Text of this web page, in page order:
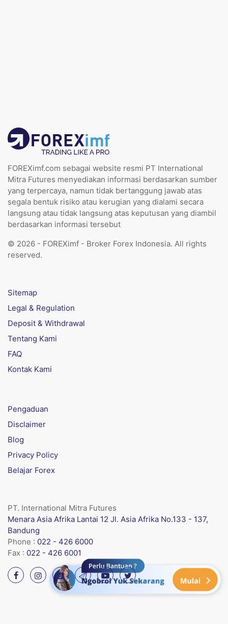
FOREXimf.com sebagai website resmi PT International
Mitra Futures menyediakan informasi berdasarkan sumber
yang terpercaya, namun tidak bertanggung jawab atas
segala bentuk risiko atau kerugian yang dialami secara
langsung atau tidak langsung atas keputusan yang diambil
berdasarkan informasi tersebut
© 2026 - FOREXimf - Broker Forex Indonesia. All rights
reserved.
Sitemap
Legal & Regulation
Deposit & Withdrawal
Tentang Kami
FAQ
Kontak Kami
Pengaduan
Disclaimer
Blog
Privacy Policy
Belajar Forex
PT. International Mitra Futures
Menara Asia Afrika Lantai 12 Jl. Asia Afrika No.133 - 137,
Bandung
Phone : 022 - 426 6000
Fax : 022 - 426 6001